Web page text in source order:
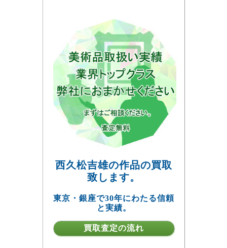
西久松吉雄の作品の買取
致します。
東京・銀座で30年にわたる信頼
と実績。
買取査定の流れ